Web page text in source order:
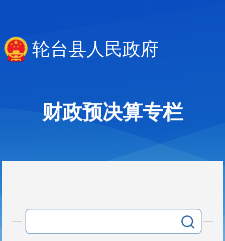
轮台县人民政府
财政预决算专栏